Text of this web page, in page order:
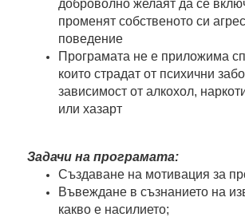
доброволно желаят да се
променят собственото си
поведение
Програмата не е приложима
които страдат от психични
зависимост от алкохол,
или хазарт
Задачи на програмата:
Създаване на мотивация за
Въвеждане в съзнанието на
какво е насилието;